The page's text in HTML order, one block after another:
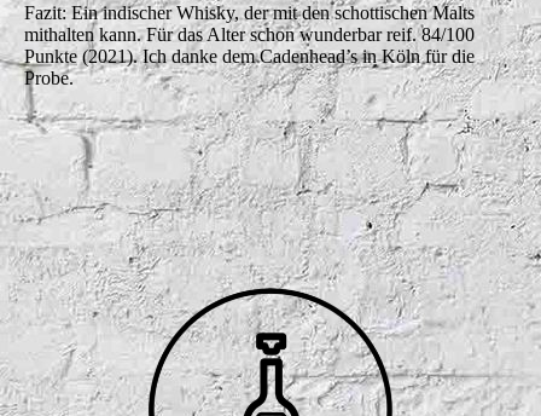
Fazit: Ein indischer Whisky, der mit den schottischen Malts
mithalten kann. Für das Alter schon wunderbar reif. 84/100
Punkte (2021). Ich danke dem Cadenhead’s in Köln für die
Probe.